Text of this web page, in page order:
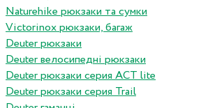
Naturehike рюкзаки та сумки
Victorinox рюкзаки, багаж
Deuter рюкзаки
Deuter велосипедні рюкзаки
Deuter рюкзаки серия ACT lite
Deuter рюкзаки серия Trail